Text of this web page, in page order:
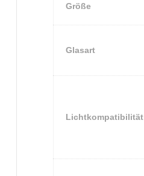
Größe
Glasart
Lichtkompatibilität